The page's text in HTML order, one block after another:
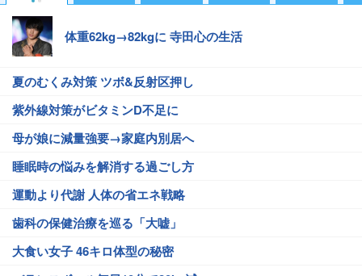
体重62kg→82kgに 寺田心の生活
夏のむくみ対策 ツボ&反射区押し
紫外線対策がビタミンD不足に
母が娘に減量強要→家庭内別居へ
睡眠時の悩みを解消する過ごし方
運動より代謝 人体の省エネ戦略
歯科の保健治療を巡る「大嘘」
大食い女子 46キロ体型の秘密